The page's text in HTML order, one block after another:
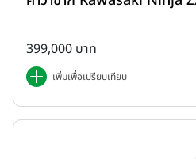
399,000 บาท
เพิ่มเพื่อเปรียบเทียบ